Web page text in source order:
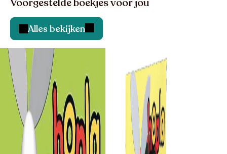
Voorgestelde boekjes voor jou
Alles bekijken